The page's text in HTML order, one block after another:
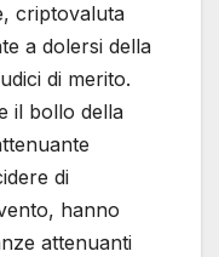
criptovaluta
a dolersi della
di merito.
il bollo della
di
hanno
attenuanti